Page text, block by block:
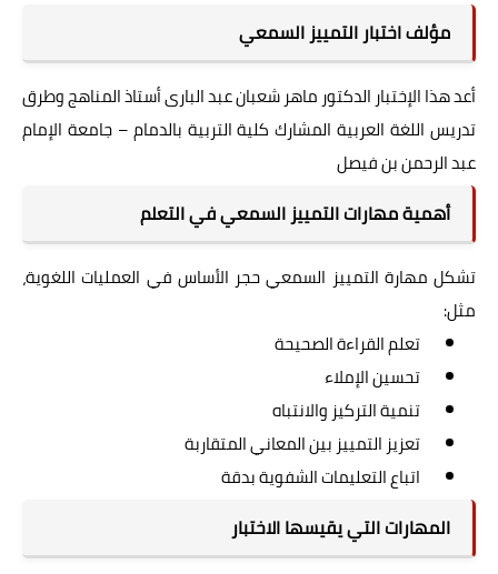
مؤلف اختبار التمييز السمعي
أعد هذا الإختبار الدكتور ماهر شعبان عبد البارى أستاذ المناهج وطرق
تدريس اللغة العربية المشارك كلية التربية بالدمام – جامعة الإمام
عبد الرحمن بن فيصل
أهمية مهارات التمييز السمعي في التعلم
تشكل مهارة التمييز السمعي حجر الأساس في العمليات اللغوية،
مثل:
تعلم القراءة الصحيحة
تحسين الإملاء
تنمية التركيز والانتباه
تعزيز التمييز بين المعاني المتقاربة
اتباع التعليمات الشفوية بدقة
المهارات التي يقيسها الاختبار